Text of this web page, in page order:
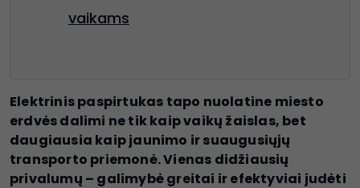
vaikams
Elektrinis paspirtukas tapo nuolatine miesto
erdvės dalimi ne tik kaip vaikų žaislas, bet
daugiausia kaip jaunimo ir suaugusiųjų
transporto priemonė. Vienas didžiausių
privalumų – galimybė greitai ir efektyviai judėti